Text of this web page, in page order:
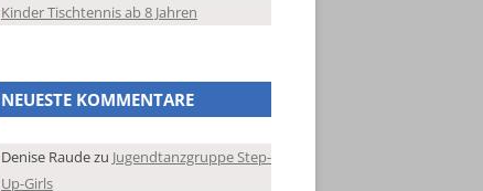
Kinder Tischtennis ab 8 Jahren
NEUESTE KOMMENTARE
Denise Raudezu Jugendtanzgruppe Step-
Up-Girls